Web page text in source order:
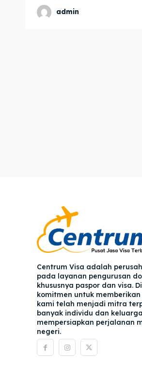
admin
Centrum Visa adalah
pada layanan pengurusan
khususnya paspor dan visa.
komitmen untuk
kami telah menjadi mitra
banyak individu dan
mempersiapkan perjalanan
negeri.